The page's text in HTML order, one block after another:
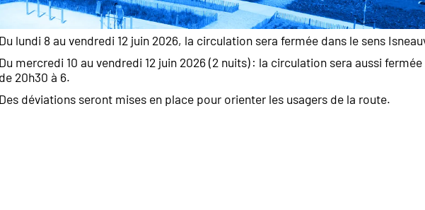
Dirno (Direction interdépartementale des routes Nord-Ouest) réalise des
trimestrielle du tunnel de la Grand’Mare du lundi 8 au vendredi 12 juin 2026, de
Du lundi 8 au vendredi 12 juin 2026, la circulation sera fermée dans le sens
Du mercredi 10 au vendredi 12 juin 2026 (2 nuits) : la circulation sera aussi
de 20h30 à 6.
Des déviations seront mises en place pour orienter les usagers de la route.